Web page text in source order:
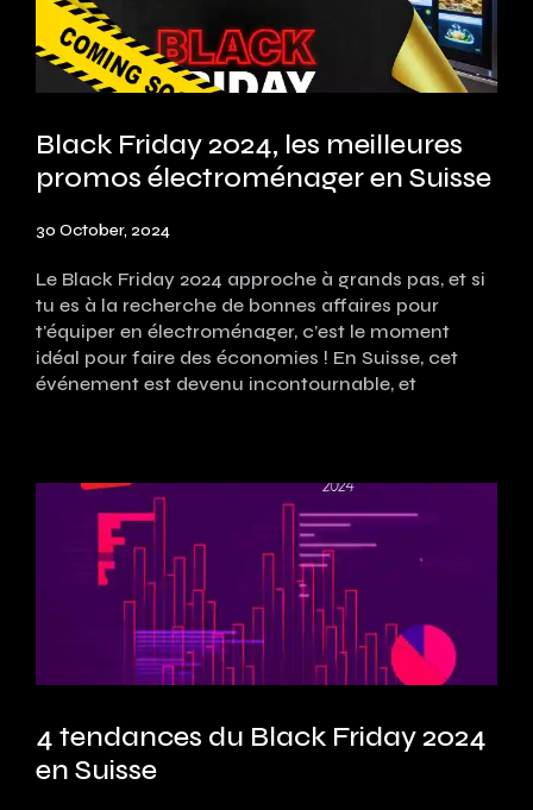
Black Friday 2024, les meilleures
promos électroménager en Suisse
30 October, 2024
Le Black Friday 2024 approche à grands pas, et si
tu es à la recherche de bonnes affaires pour
t'équiper en électroménager, c’est le moment
idéal pour faire des économies ! En Suisse, cet
événement est devenu incontournable, et
4 tendances du Black Friday 2024
en Suisse